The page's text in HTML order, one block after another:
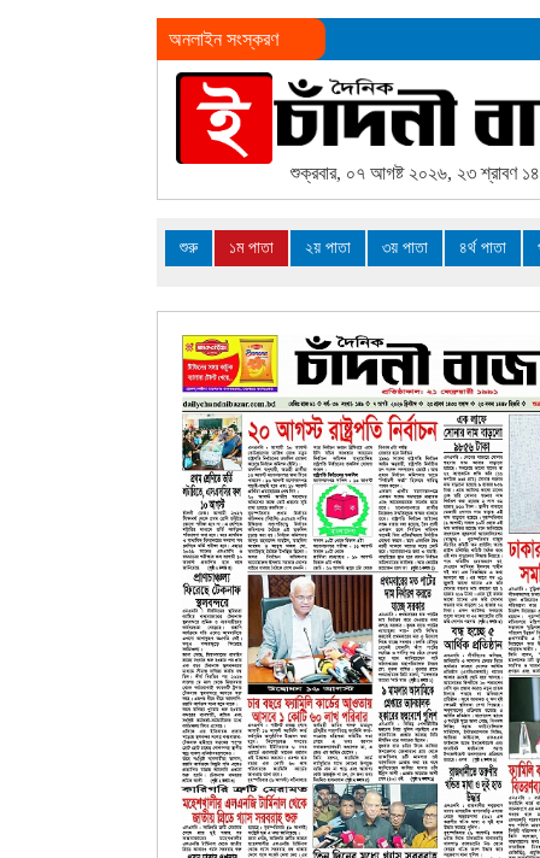
অনলাইন সংস্করণ
শুক্রবার, ০৭ আগষ্ট ২০২৬, ২৩ শ্রাবণ
শুরু ১ম পাতা ২য় পাতা ৩য় পাতা ৪র্থ পাতা